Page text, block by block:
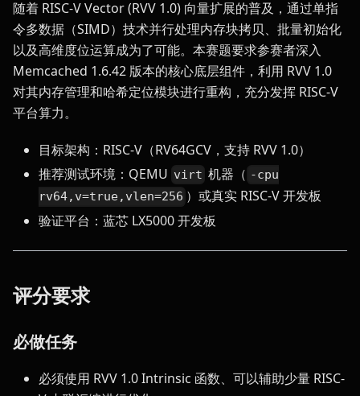
随着 RISC-V Vector (RVV 1.0) 向量扩展的普及，通过单指
令多数据（SIMD）技术并行处理内存块拷贝、批量初始化
以及高维度位运算成为了可能。本赛题要求参赛者深入
Memcached 1.6.42 版本的核心底层组件，利用 RVV 1.0
对其内存管理和哈希定位模块进行重构，充分发挥 RISC-V
平台算力。
目标架构：RISC-V（RV64GCV，支持 RVV 1.0）
推荐测试环境：QEMU virt 机器（ -cpu
rv64,v=true,vlen=256 ）或真实 RISC-V 开发板
验证平台：蓝芯 LX5000 开发板
评分要求
必做任务
必须使用 RVV 1.0 Intrinsic 函数、可以辅助少量 RISC-